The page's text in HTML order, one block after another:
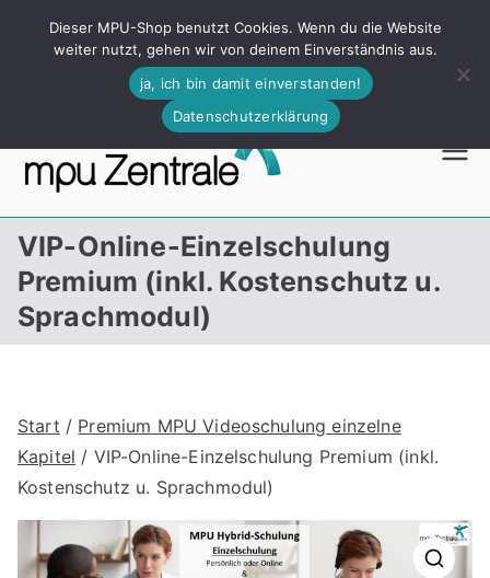
Jetzt kostenlos anrufen! Rund um die Uhr 24/7 - 0800 72 39
096
Shop
VIP-Online-Einzelschulung
Premium (inkl. Kostenschutz u.
Sprachmodul)
Start / Premium MPU Videoschulung einzelne
Kapitel / VIP-Online-Einzelschulung Premium (inkl.
Kostenschutz u. Sprachmodul)
Dieser MPU-Shop benutzt Cookies. Wenn du die Website
weiter nutzt, gehen wir von deinem Einverständnis aus.
ja, ich bin damit einverstanden!
Datenschutzerklärung